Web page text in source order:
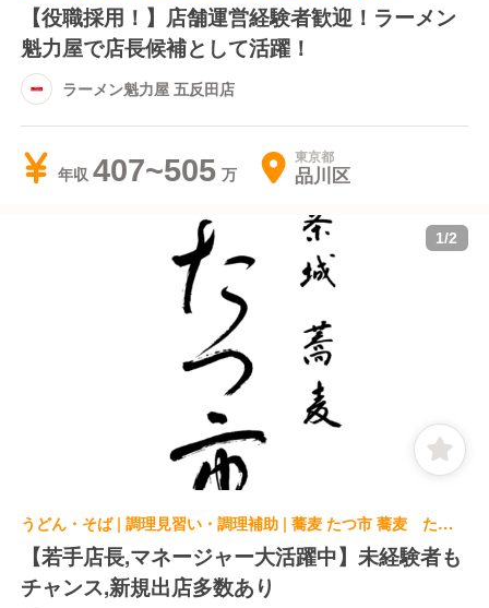
【役職採用！】店舗運営経験者歓迎！ラーメン
魁力屋で店長候補として活躍！
ラーメン魁力屋 五反田店
年収 407~505 東京都
品川区
1/2
うどん・そば | 調理見習い・調理補助 | 蕎麦 たつ市 蕎麦 たつ市
【若手店長,マネージャー大活躍中】未経験者も
チャンス,新規出店多数あり